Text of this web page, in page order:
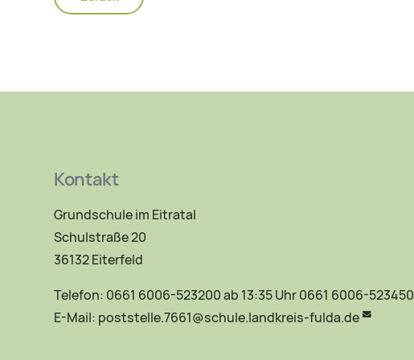
Kontakt
Grundschule im Eitratal
Schulstraße 20
36132 Eiterfeld
Telefon: 0661 6006-523200 ab 13:35 Uhr 0661 6006-523450
E-Mail: poststelle.7661@schule.landkreis-fulda.de